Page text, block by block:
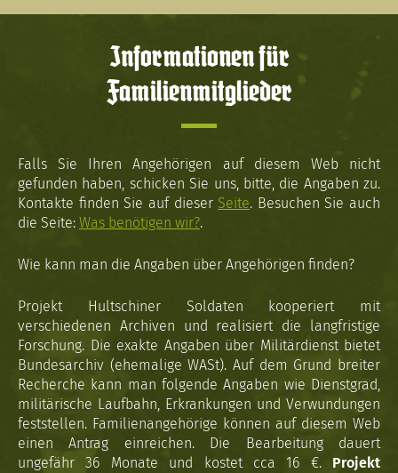
Informationen für
Familienmitglieder
Falls Sie Ihren Angehörigen auf diesem Web nicht
gefunden haben, schicken Sie uns, bitte, die Angaben zu.
Kontakte finden Sie auf dieser Seite. Besuchen Sie auch
die Seite: Was benötigen wir?.
Wie kann man die Angaben über Angehörigen finden?
Projekt Hultschiner Soldaten kooperiert mit
verschiedenen Archiven und realisiert die langfristige
Forschung. Die exakte Angaben über Militärdienst bietet
Bundesarchiv (ehemalige WASt). Auf dem Grund breiter
Recherche kann man folgende Angaben wie Dienstgrad,
militärische Laufbahn, Erkrankungen und Verwundungen
feststellen. Familienangehörige können auf diesem Web
einen Antrag einreichen. Die Bearbeitung dauert
ungefähr 36 Monate und kostet cca 16 €. Projekt